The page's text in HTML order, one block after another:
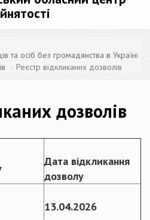
та осіб без громадянства в Україні
Реєстр відкликаних дозволів
дозволів
Дата відкликання
дозволу
13.04.2026